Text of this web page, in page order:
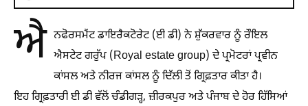
ਐ ਨਫੋਰਸਮੈਂਟ ਡਾਇਰੈਕਟੋਰੇਟ (ਈ ਡੀ) ਨੇ ਸ਼ੁੱਕਰਵਾਰ ਨੂੰ ਰੌਇਲ
ਐਸਟੇਟ ਗਰੁੱਪ (Royal estate group) ਦੇ ਪ੍ਰਮੋਟਰਾਂ ਪ੍ਰਵੀਨ
ਕਾਂਸਲ ਅਤੇ ਨੀਰਜ ਕਾਂਸਲ ਨੂੰ ਦਿੱਲੀ ਤੋਂ ਗ੍ਰਿਫ਼ਤਾਰ ਕੀਤਾ ਹੈ।
ਇਹ ਗ੍ਰਿਫ਼ਤਾਰੀ ਈ ਡੀ ਵੱਲੋਂ ਚੰਡੀਗੜ੍ਹ, ਜ਼ੀਰਕਪੁਰ ਅਤੇ ਪੰਜਾਬ ਦੇ ਹੋਰ ਹਿੱਸਿਆਂ